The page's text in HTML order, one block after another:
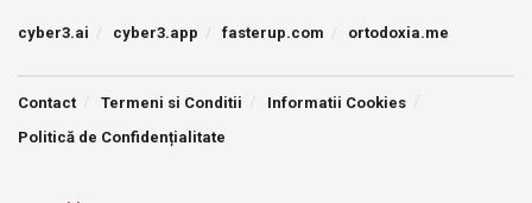
cyber3.ai cyber3.app fasterup.com ortodoxia.me
Contact Termeni si Conditii
Informatii Cookies
Politică de Confidențialitate